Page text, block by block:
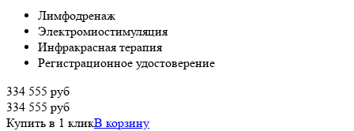
Лимфодренаж
Электромиостимуляция
Инфракрасная терапия
Регистрационное удостоверение
334 555 руб
334 555 руб
Купить в 1 кликВ корзину